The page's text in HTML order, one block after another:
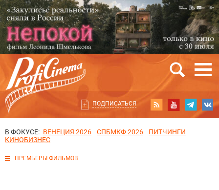
ПОДПИСАТЬСЯ
В ФОКУСЕ: ВЕНЕЦИЯ 2026 СПБМКФ 2026
ПИТЧИНГИ
КИНОБИЗНЕС
ПРЕМЬЕРЫ ФИЛЬМОВ